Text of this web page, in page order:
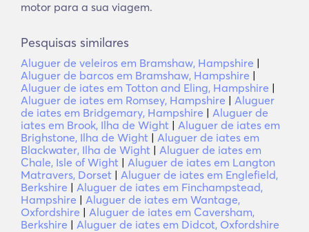
motor para a sua viagem.
Pesquisas similares
Aluguer de veleiros em Bramshaw, Hampshire |
Aluguer de barcos em Bramshaw, Hampshire |
Aluguer de iates em Totton and Eling, Hampshire |
Aluguer de iates em Romsey, Hampshire | Aluguer
de iates em Bridgemary, Hampshire | Aluguer de
iates em Brook, Ilha de Wight | Aluguer de iates em
Brighstone, Ilha de Wight | Aluguer de iates em
Blackwater, Ilha de Wight | Aluguer de iates em
Chale, Isle of Wight | Aluguer de iates em Langton
Matravers, Dorset | Aluguer de iates em Englefield,
Berkshire | Aluguer de iates em Finchampstead,
Hampshire | Aluguer de iates em Wantage,
Oxfordshire | Aluguer de iates em Caversham,
Berkshire | Aluguer de iates em Didcot, Oxfordshire